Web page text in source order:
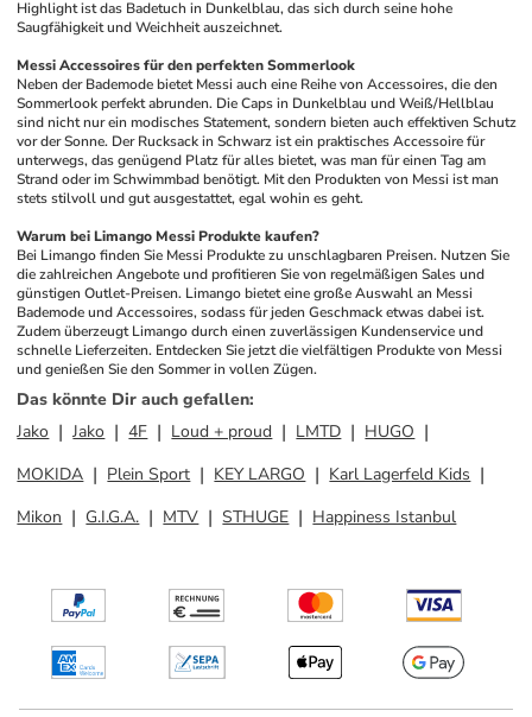
Highlight ist das Badetuch in Dunkelblau, das sich durch seine hohe
Saugfähigkeit und Weichheit auszeichnet.
Messi Accessoires für den perfekten Sommerlook
Neben der Bademode bietet Messi auch eine Reihe von Accessoires, die den
Sommerlook perfekt abrunden. Die Caps in Dunkelblau und Weiß/Hellblau
sind nicht nur ein modisches Statement, sondern bieten auch effektiven Schutz
vor der Sonne. Der Rucksack in Schwarz ist ein praktisches Accessoire für
unterwegs, das genügend Platz für alles bietet, was man für einen Tag am
Strand oder im Schwimmbad benötigt. Mit den Produkten von Messi ist man
stets stilvoll und gut ausgestattet, egal wohin es geht.
Warum bei Limango Messi Produkte kaufen?
Bei Limango finden Sie Messi Produkte zu unschlagbaren Preisen. Nutzen Sie
die zahlreichen Angebote und profitieren Sie von regelmäßigen Sales und
günstigen Outlet-Preisen. Limango bietet eine große Auswahl an Messi
Bademode und Accessoires, sodass für jeden Geschmack etwas dabei ist.
Zudem überzeugt Limango durch einen zuverlässigen Kundenservice und
schnelle Lieferzeiten. Entdecken Sie jetzt die vielfältigen Produkte von Messi
und genießen Sie den Sommer in vollen Zügen.
Das könnte Dir auch gefallen:
Jako
Jako 4F Loud + proud LMTD
HUGO
MOKIDA
Plein Sport KEY LARGO
Karl Lagerfeld Kids
Mikon
G.I.G.A. MTV STHUGE Happiness Istanbul